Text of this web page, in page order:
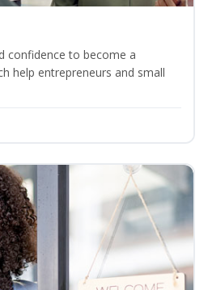
confidence to become a
help entrepreneurs and small